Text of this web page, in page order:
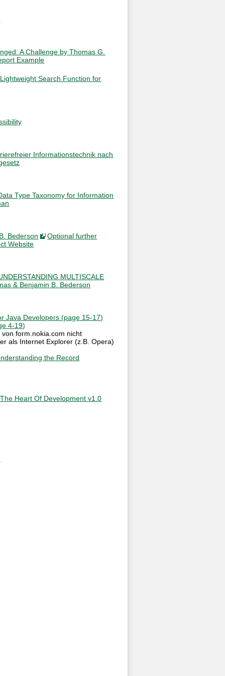
A Challenge by Thomas G.
Example
Search Function for
Informationstechnik nach
Type Taxonomy for Information
Bederson
Optional further
Website
MULTISCALE
& Benjamin B. Bederson
Java Developers (page 15-17)
4-19)
form.nokia.com nicht
als Internet Explorer (z.B. Opera)
the Record
Heart Of Development v1.0